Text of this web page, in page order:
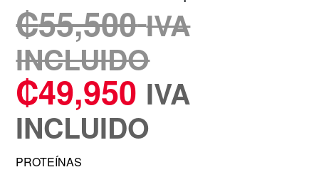
₡55,500 IVA
INCLUIDO
₡49,950 IVA
INCLUIDO
PROTEÍNAS